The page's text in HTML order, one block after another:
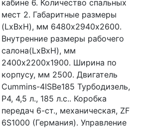
кабине 6. Количество спальных
мест 2. Габаритные размеры
(LxBxH), мм 6480х2940х2600.
Внутренние размеры рабочего
салона(LxBxH), мм
2400х2200х1900. Ширина по
корпусу, мм 2500. Двигатель
Cummins-4ISBe185 Турбодизель,
Р4, 4,5 л., 185 л.с.. Коробка
передач 6-ст., механическая, ZF
6S1000 (Германия). Управление